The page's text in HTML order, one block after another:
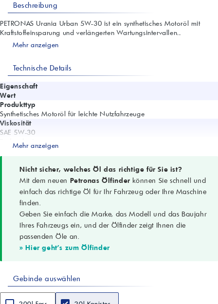
Beschreibung
PETRONAS Urania Urban 5W-30 ist ein synthetisches Motoröl mit
Kraftstoffeinsparung und verlängerten Wartungsintervallen...
Mehr anzeigen
Technische Details
Eigenschaft
Wert
Produkttyp
Synthetisches Motoröl für leichte Nutzfahrzeuge
Viskosität
SAE 5W-30
Technologie
StrongTech™-Technologie
Leichte Nutzfahrzeuge mit Benzin- und Dieselmotoren
Abgasnachbehandlung
Geeignet für DPF, Katalysatoren und Emissionskontrollsysteme
Saugrohreinspritzung, Direkteinspritzung
Motorbauarten
Multiventil, Turbolader, Kompressor
Betriebsbedingungen
Anspruchsvolle Bedingungen, Start-Stopp-Betrieb
ACEA-Spezifikationen
ACEA A5/B5, C2, C3
FCA 9.55535-S1, -N1; Ford WSS-M2C-913C/913D; IVECO 18-1811
RN17/RN0700/RN0710; VW 505.00/505.01
Mehr anzeigen
Nicht sicher, welches Öl das richtige für Sie ist?
Mit dem neuen Petronas Ölfinder können Sie schnell und
einfach das richtige Öl für Ihr Fahrzeug oder Ihre Maschine
finden.
Geben Sie einfach die Marke, das Modell und das Baujahr
Ihres Fahrzeugs ein, und der Ölfinder zeigt Ihnen die
passenden Öle an.
» Hier geht's zum Ölfinder
Gebinde auswählen